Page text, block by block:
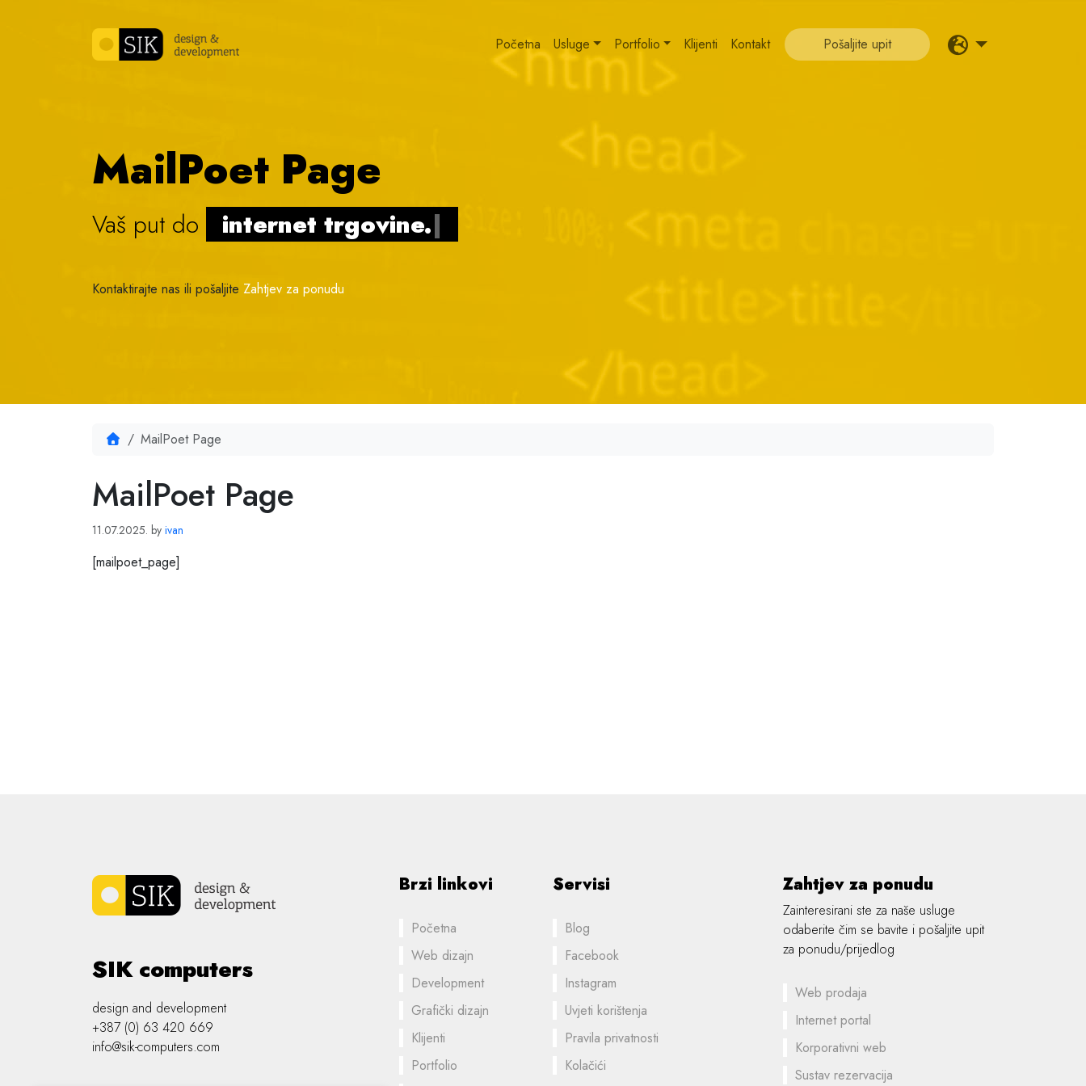
Početna
Usluge Portfolio Klijenti Kontakt Pošaljite upit
MailPoet Page
Vaš put do internet trgovine.|
Kontaktirajte nas ili pošaljite Zahtjev za ponudu
HomeMailPoet Page
MailPoet Page
11.07.2025. by ivan
[mailpoet_page]
SIK computers
design and development
+387 (0) 63 420 669
info@sik-computers.com
Brzi linkovi
Početna
Web dizajn
Development
Grafički dizajn
Klijenti
Portfolio
Servisi
Blog
Facebook
Instagram
Uvjeti korištenja
Pravila privatnosti
Kolačići
Zahtjev za ponudu
Zainteresirani ste za naše usluge
odaberite čim se bavite i pošaljite upit
za ponudu/prijedlog
Web prodaja
Internet portal
Korporativni web
Sustav rezervacija